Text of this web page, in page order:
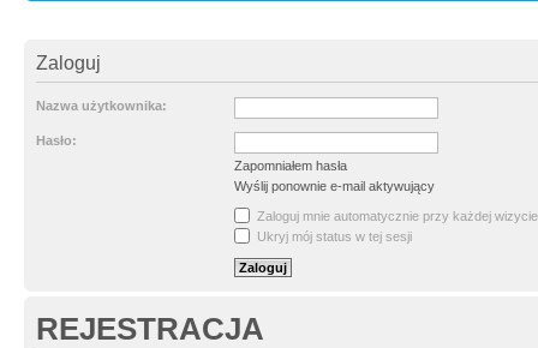
Zaloguj
Nazwa użytkownika:
Hasło:
Zapomniałem hasła
Wyślij ponownie e-mail aktywujący
Zaloguj mnie automatycznie przy każdej wizycie
Ukryj mój status w tej sesji
REJESTRACJA